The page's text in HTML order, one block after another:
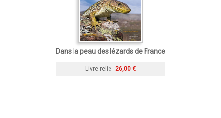
Dans la peau des lézards de France
Livre relié 26,00 €